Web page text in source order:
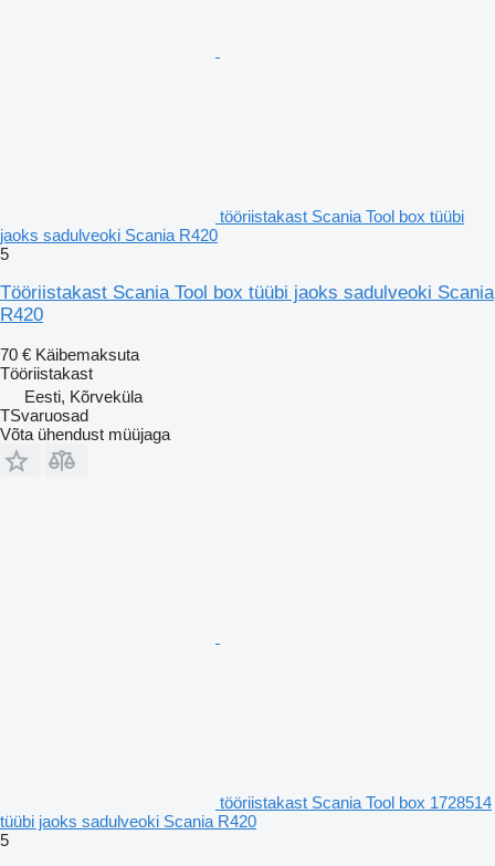
tööriistakast Scania Tool box tüübi
jaoks sadulveoki Scania R420
5
Tööriistakast Scania Tool box tüübi jaoks sadulveoki Scania
R420
70 € Käibemaksuta
Tööriistakast
Eesti, Kõrveküla
TSvaruosad
Võta ühendust müüjaga
tööriistakast Scania Tool box 1728514
tüübi jaoks sadulveoki Scania R420
5